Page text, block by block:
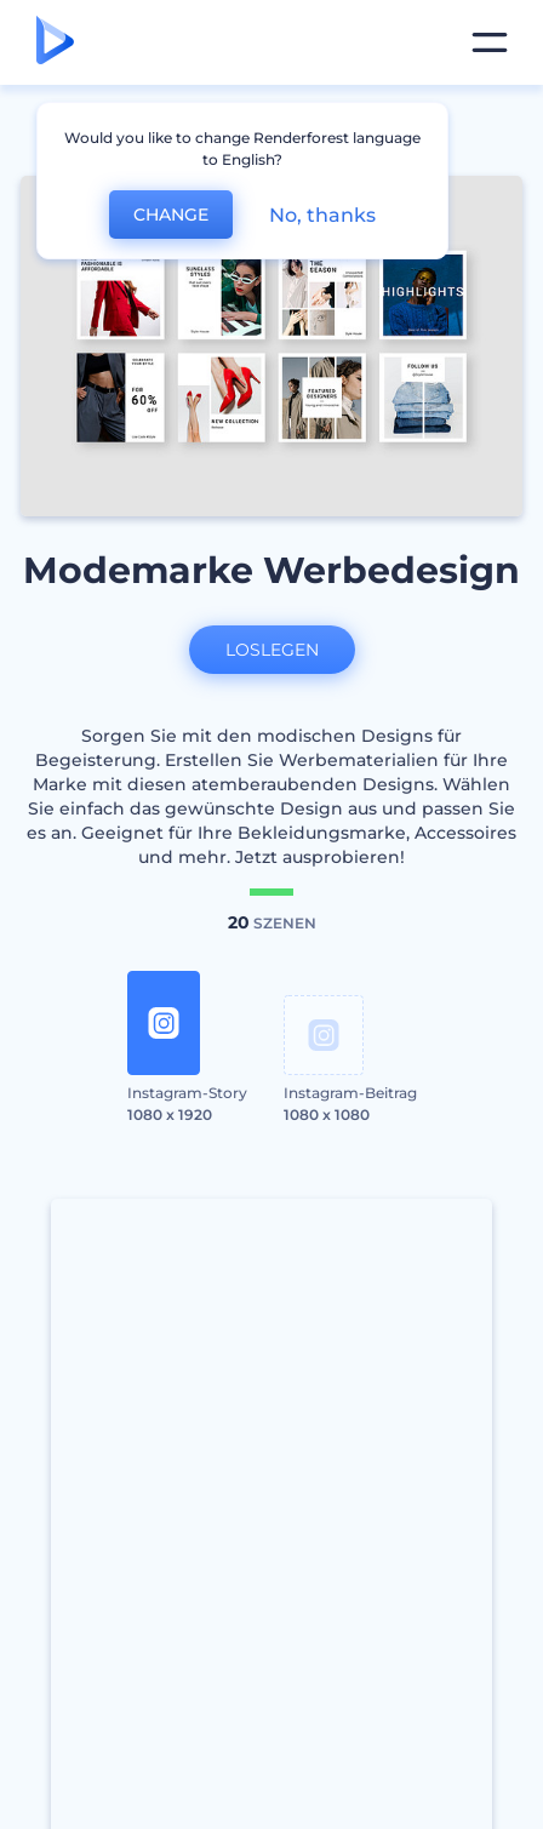
Modemarke Werbedesign
Sorgen Sie mit den modischen Designs für
Begeisterung. Erstellen Sie Werbematerialien für Ihre
Marke mit diesen atemberaubenden Designs. Wählen
Sie einfach das gewünschte Design aus und passen Sie
es an. Geeignet für Ihre Bekleidungsmarke, Accessoires
und mehr. Jetzt ausprobieren!
20 SZENEN
Instagram-Story
1080 x 1920
Instagram-Beitrag
1080 x 1080
LOSLEGEN
Would you like to change Renderforest language
to English?
CHANGE No, thanks